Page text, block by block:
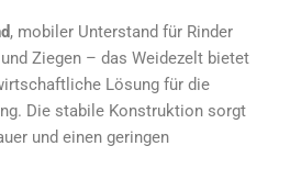
, mobiler Unterstand für Rinder
Ziegen – das Weidezelt bietet
Lösung für die
Die stabile Konstruktion sorgt
und einen geringen